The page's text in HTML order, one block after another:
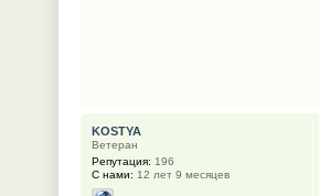
KOSTYA
Ветеран
Репутация: 196
С нами: 12 лет 9 месяцев